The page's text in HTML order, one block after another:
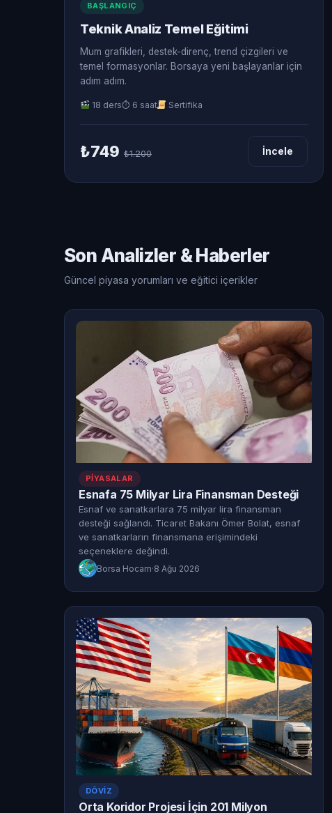
BAŞLANGIÇ
Teknik Analiz Temel Eğitimi
Mum grafikleri, destek-direnç, trend çizgileri ve
temel formasyonlar. Borsaya yeni başlayanlar için
adım adım.
18 ders⏱ 6 saat Sertifika
₺749 ₺1.200 İncele
Son Analizler & Haberler
Güncel piyasa yorumları ve eğitici içerikler
PIYASALAR
Esnafa 75 Milyar Lira Finansman Desteği
Esnaf ve sanatkarlara 75 milyar lira finansman
desteği sağlandı. Ticaret Bakanı Ömer Bolat, esnaf
ve sanatkarların finansmana erişimindeki
seçeneklere değindi.
Borsa Hocam·8 Ağu 2026
DÖVIZ
Orta Koridor Projesi İçin 201 Milyon